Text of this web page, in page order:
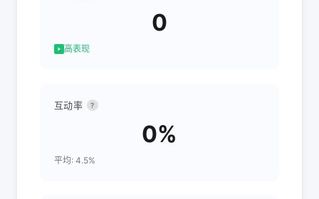
0
高表现
互动率 ?
0%
平均: 4.5%